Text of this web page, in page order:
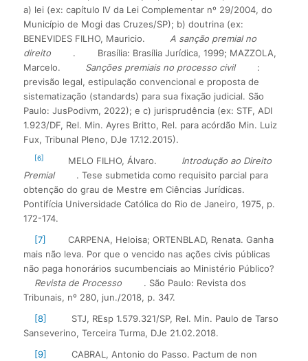
a) lei (ex: capítulo IV da Lei Complementar nº 29/2004, do
Município de Mogi das Cruzes/SP); b) doutrina (ex:
BENEVIDES FILHO, Mauricio.
A sanção premial no
direito
.
Brasília: Brasília Jurídica, 1999; MAZZOLA,
Marcelo.
Sanções premiais no processo civil
:
previsão legal, estipulação convencional e proposta de
sistematização (standards) para sua fixação judicial. São
Paulo: JusPodivm, 2022); e c) jurisprudência (ex: STF, ADI
1.923/DF, Rel. Min. Ayres Britto, Rel. para acórdão Min. Luiz
Fux, Tribunal Pleno, DJe 17.12.2015).
[6] MELO FILHO, Álvaro.
Introdução ao Direito
Premial
. Tese submetida como requisito parcial para
obtenção do grau de Mestre em Ciências Jurídicas.
Pontifícia Universidade Católica do Rio de Janeiro, 1975, p.
172-174.
[7]
CARPENA, Heloisa; ORTENBLAD, Renata. Ganha
mais não leva. Por que o vencido nas ações civis públicas
não paga honorários sucumbenciais ao Ministério Público?
Revista de Processo
. São Paulo: Revista dos
Tribunais, nº 280, jun./2018, p. 347.
[8]
STJ, REsp 1.579.321/SP, Rel. Min. Paulo de Tarso
Sanseverino, Terceira Turma, DJe 21.02.2018.
[9]
CABRAL, Antonio do Passo. Pactum de non